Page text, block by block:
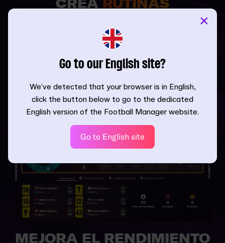
LEER MÁS
Go to our English site?
We’ve detected that your browser is in English,
click the button below to go to the dedicated
English version of the Football Manager website.
Go to English site
×